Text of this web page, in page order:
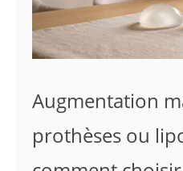
Augmentation
prothèses ou